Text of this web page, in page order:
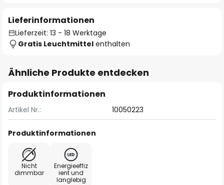
Lieferinformationen
Lieferzeit: 13 - 18 Werktage
Gratis Leuchtmittel enthalten
Ähnliche Produkte entdecken
Produktinformationen
Artikel Nr.: 10050223
Produktinformationen
Nicht
dimmbar
Energieeffiz
ient und
langlebig